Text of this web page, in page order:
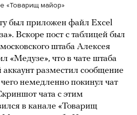
«Товарищ майор»
был приложен файл Excel
Вскоре пост с таблицей был
штаба Алексея
«Медузе», что в чате штаба
разместил сообщение
немедленно покинул чат
чата с этим
в канале «Товарищ